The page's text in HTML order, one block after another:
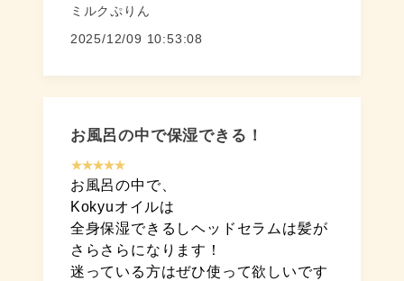
ミルクぷりん
2025/12/09 10:53:08
お風呂の中で保湿できる！
★★★★★
お風呂の中で、
Kokyuオイルは
全身保湿できるしヘッドセラムは髪が
さらさらになります！
迷っている方はぜひ使って欲しいです